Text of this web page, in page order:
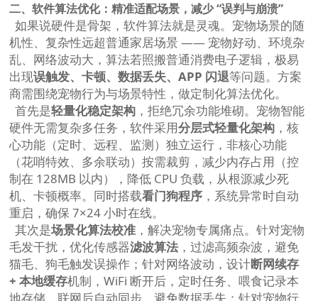
二、软件算法优化：精准适配场景，减少 “误判与崩溃”
如果说硬件是骨架，软件算法就是灵魂。宠物场景的随
机性、复杂性远超普通家居场景 —— 宠物好动、环境杂
乱、网络波动大，算法若照搬普通消费电子逻辑，极易
出现误触发、卡顿、数据丢失、APP 闪退等问题。方案
商需围绕宠物行为与场景特性，做定制化算法优化。
首先是轻量化稳定架构 ，拒绝冗余功能堆砌。宠物智能
硬件无需复杂多任务，软件采用分层式轻量化架构 ，核
心功能（定时、远程、监测）独立运行，非核心功能
（花哨特效、多余联动）按需裁剪，减少内存占用（控
制在 128MB 以内），降低 CPU 负载，从根源减少死
机、卡顿概率。同时搭载看门狗程序 ，系统异常时自动
重启，确保 7×24 小时在线。
其次是场景化算法校准 ，解决宠物专属痛点。针对宠物
毛发干扰，优化传感器滤波算法 ，过滤高频杂波，避免
猫毛、狗毛触发误操作；针对网络波动，设计断网续存
+ 本地缓存机制，WiFi 断开后，定时任务、喂食记录本